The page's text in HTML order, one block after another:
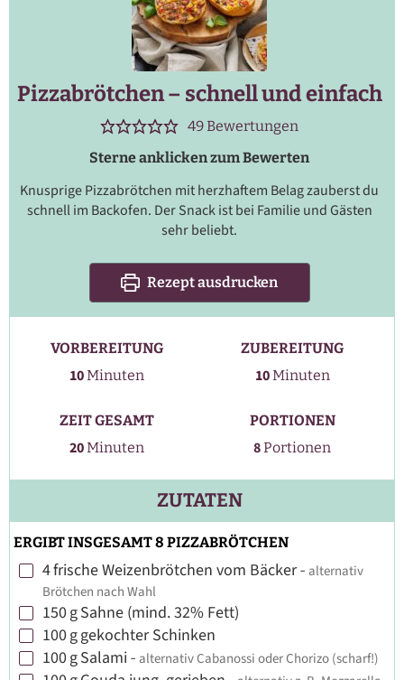
Pizzabrötchen – schnell und einfach
49Bewertungen
Sterne anklicken zum Bewerten
Knusprige Pizzabrötchen mit herzhaftem Belag zauberst du
schnell im Backofen. Der Snack ist bei Familie und Gästen
sehr beliebt.
Rezept ausdrucken
VORBEREITUNG
10Minuten
Minuten
ZUBEREITUNG
10Minuten
Minuten
ZEIT GESAMT
20Minuten
Minuten
PORTIONEN
8Portionen
ZUTATEN
ERGIBT INSGESAMT 8 PIZZABRÖTCHEN
▢
4frische Weizenbrötchen vom Bäcker- alternativ
Brötchen nach Wahl
▢
150gSahne (mind. 32% Fett)
▢
100ggekochter Schinken
▢
100gSalami - alternativ Cabanossi oder Chorizo (scharf!)